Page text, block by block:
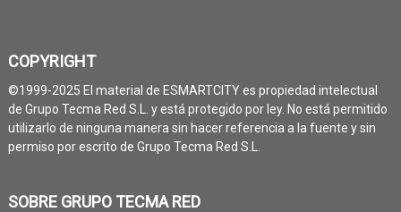
COPYRIGHT
©1999-2025 El material de ESMARTCITY es propiedad intelectual
de Grupo Tecma Red S.L. y está protegido por ley. No está permitido
utilizarlo de ninguna manera sin hacer referencia a la fuente y sin
permiso por escrito de Grupo Tecma Red S.L.
SOBRE GRUPO TECMA RED